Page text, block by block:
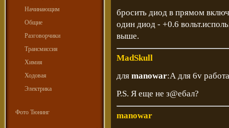
Начинающим
Общие
Разговорчики
Трансмиссия
Химия
Ходовая
Электрика
Фото Тюнинг
бросить диод в прямом
один диод - +0.6
выше.
MadSkull
для manowar:А для 6v
P.S. Я еще не з@ебал?
manowar